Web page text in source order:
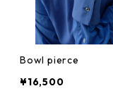
Bowl pierce
¥16,500